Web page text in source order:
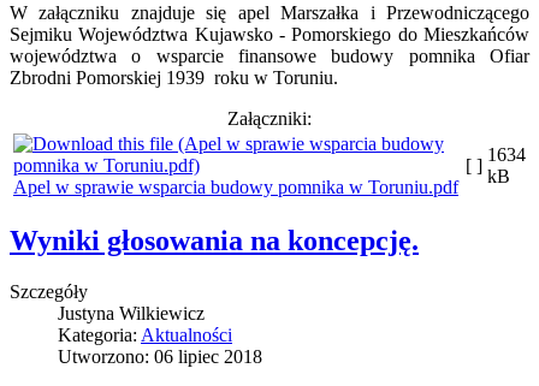
W załączniku znajduje się apel Marszałka i Przewodniczącego
Sejmiku Województwa Kujawsko - Pomorskiego do Mieszkańców
województwa o wsparcie finansowe budowy pomnika Ofiar
Zbrodni Pomorskiej 1939 roku w Toruniu.
Załączniki:
Apel w sprawie wsparcia budowy pomnika w Toruniu.pdf
[ ]
1634
kB
Wyniki głosowania na koncepcję.
Szczegóły
Justyna Wilkiewicz
Kategoria: Aktualności
Utworzono: 06 lipiec 2018